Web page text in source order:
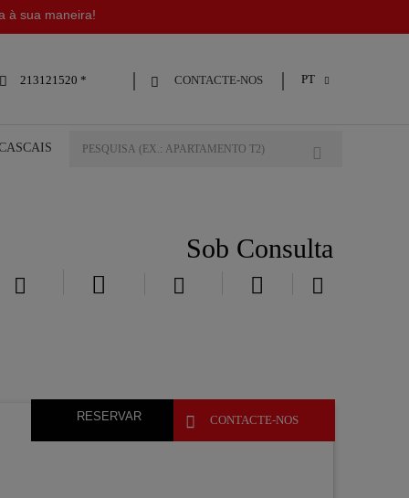
PT 
CONTACTE-NOS
 213121520 * 
à sua maneira!
Sob Consulta
    
 CONTACTE-NOS
RESERVAR